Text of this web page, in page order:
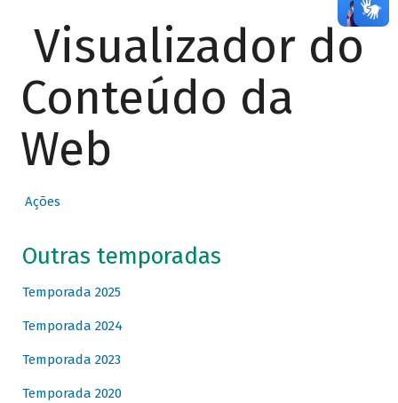
Visualizador do
Conteúdo da
Web
Ações
Outras temporadas
Temporada 2025
Temporada 2024
Temporada 2023
Temporada 2020